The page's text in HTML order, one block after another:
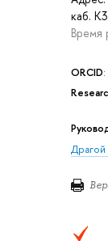
каб.
Время
ORCID:
Драгой